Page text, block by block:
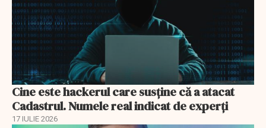
Cine este hackerul care susține că a atacat
Cadastrul. Numele real indicat de experți
17 IULIE 2026